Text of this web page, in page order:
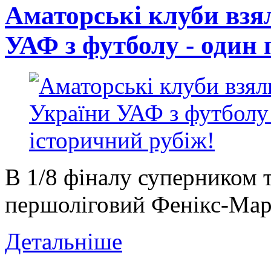
Аматорські клуби
УАФ з футболу - один
В 1/8 фіналу суперником
першоліговий Фенікс-
Детальніше